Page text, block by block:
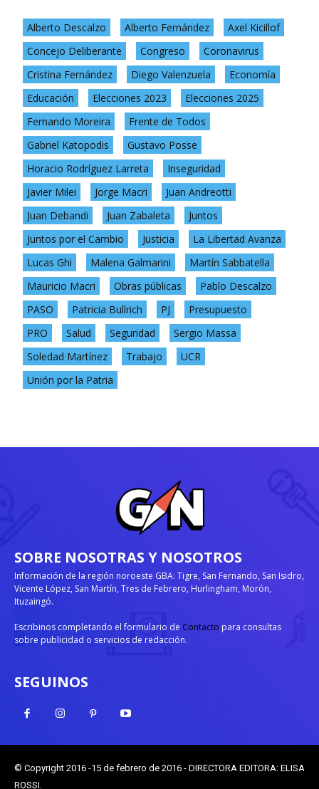
Alberto Descalzo Alberto Fernández
Axel Kicillof
Concejo Deliberante
Congreso
Coronavirus
Cristina Fernández
Diego Valenzuela
Economía
Educación
Elecciones 2023
Elecciones 2025
Fernando Moreira
Frente de Todos
Gabriel Katopodis
Gustavo Posse
Horacio Rodríguez Larreta
Inseguridad
Javier Milei
Jorge Macri
Juan Andreotti
Juan Debandi
Juan Zabaleta
Juntos
Juntos por el Cambio
Justicia
La Libertad Avanza
Lucas Ghi
Malena Galmarini
Martín Sabbatella
Mauricio Macri
Obras públicas
Pablo Descalzo
PASO
Patricia Bullrich PJ
Presupuesto
PRO
Salud Seguridad
Sergio Massa
Soledad Martínez
Trabajo
UCR
Unión por la Patria
SOBRE NOSOTRAS Y NOSOTROS
Información de la región noroeste GBA: Tigre, San Fernando, San Isidro,
Vicente López, San Martín, Tres de Febrero, Hurlingham, Morón,
Ituzaingó.
Escribinos completando el formulario de Contacto para consultas
sobre publicidad o servicios de redacción.
SEGUINOS
© Copyright 2016 -15 de febrero de 2016 - DIRECTORA EDITORA: ELISA
ROSSI.